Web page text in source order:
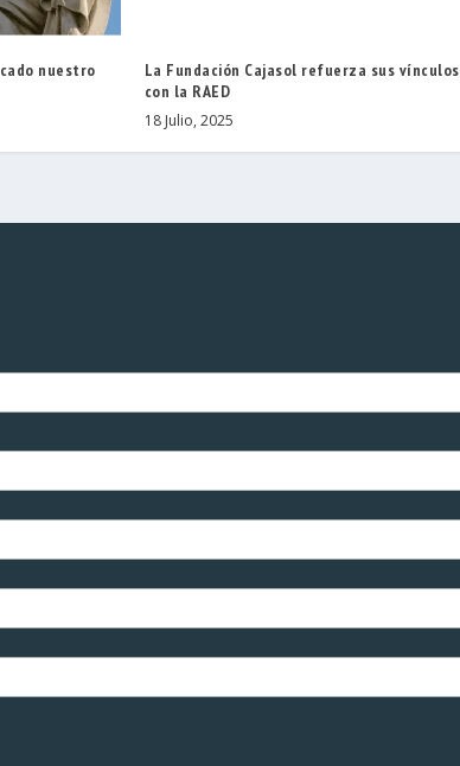
nuestro
La Fundación Cajasol refuerza sus vínculos
con la RAED
18 Julio, 2025